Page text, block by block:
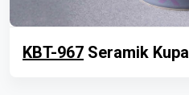
KBT-967 Seramik Kupa